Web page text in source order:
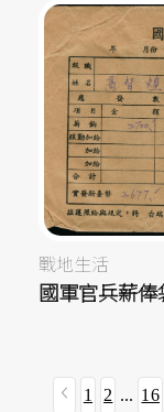
戰地生活
國軍官兵薪俸
1 2 ... 16